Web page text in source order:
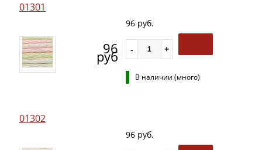
01301
96
руб
96 руб.
В наличии (много)
01302
96 руб.